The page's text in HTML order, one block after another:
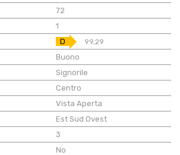
72
1
D 99,29
Buono
Signorile
Centro
Vista Aperta
Est Sud Ovest
3
No